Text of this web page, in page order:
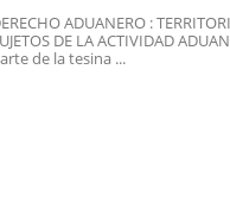
ADUANERO :
DE LA ACTIVIDAD
de la tesina ...